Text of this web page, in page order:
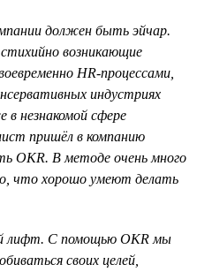
должен быть эйчар.
возникающие
HR-процессами,
индустриях
незнакомой сфере
пришёл в компанию
ОKR. В методе очень много
что хорошо умеют делать
лифт. С помощью OKR мы
своих целей,